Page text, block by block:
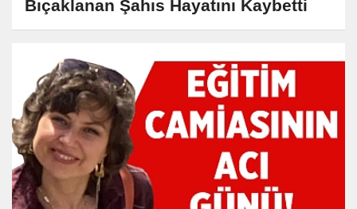
Bıçaklanan Şahıs Hayatını Kaybetti